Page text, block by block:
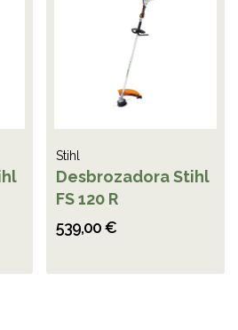
Stihl
Desbrozadora Stihl
FS 120 R
539,00 €